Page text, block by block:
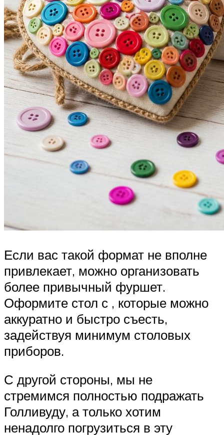
Если вас такой формат не вполне
привлекает, можно организовать
более привычный фуршет.
Оформите стол с , которые можно
аккуратно и быстро съесть,
задействуя минимум столовых
приборов.
С другой стороны, мы не
стремимся полностью подражать
Голливуду, а только хотим
ненадолго погрузиться в эту